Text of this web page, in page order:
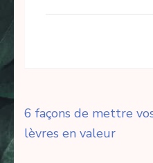
Navigation
de
6 façons de mettre
lèvres en valeur